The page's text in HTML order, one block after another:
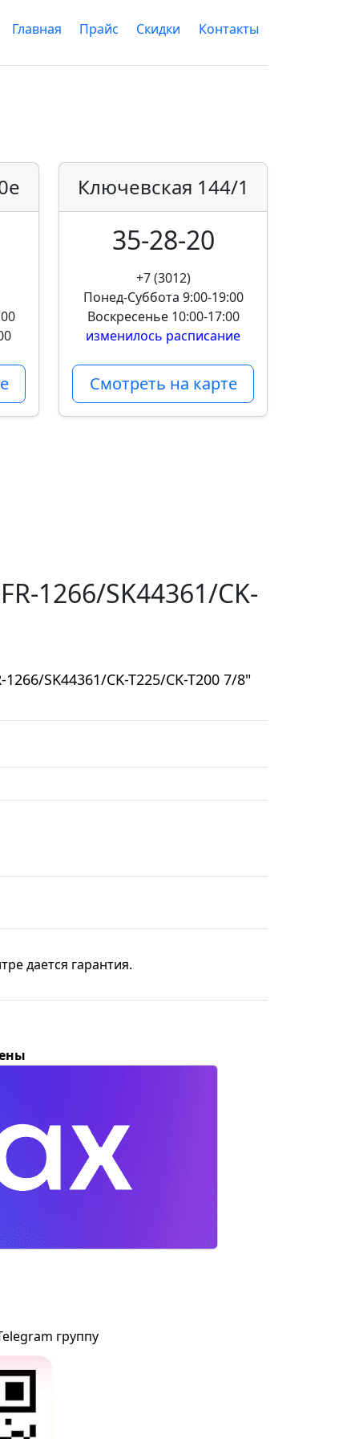
Главная Прайс Скидки Контакты
Ключевская 144/1
35-28-20
+7 (3012)
Понед-Суббота 9:00-19:00
Воскресенье 10:00-17:00
изменилось расписание
Смотреть на карте
1266/SK44361/CK-
SK44361/CK-T225/CK-T200 7/8"
дается гарантия.
группу